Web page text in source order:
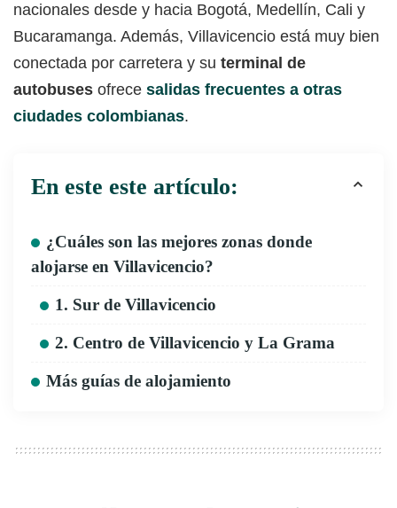
nacionales desde y hacia Bogotá, Medellín, Cali y
Bucaramanga. Además, Villavicencio está muy bien
conectada por carretera y su terminal de
autobuses ofrece salidas frecuentes a otras
ciudades colombianas.
En este este artículo:
¿Cuáles son las mejores zonas donde
alojarse en Villavicencio?
1. Sur de Villavicencio
2. Centro de Villavicencio y La Grama
Más guías de alojamiento